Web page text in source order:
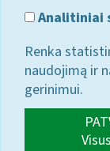
Analitiniai
Renka
naudojimą ir
gerinimui.